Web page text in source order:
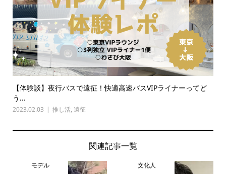
【体験談】夜行バスで遠征！快適高速バスVIPライナーってど
う...
2023.02.03 推し活, 遠征
関連記事一覧
モデル 文化人